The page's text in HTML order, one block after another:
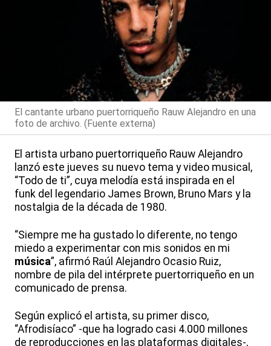
El cantante urbano puertorriqueño Rauw Alejandro en una
foto de archivo. (Fuente externa)
El artista urbano puertorriqueño Rauw Alejandro
lanzó este jueves su nuevo tema y video musical,
“Todo de ti”, cuya melodía está inspirada en el
funk del legendario James Brown, Bruno Mars y la
nostalgia de la década de 1980.
“Siempre me ha gustado lo diferente, no tengo
miedo a experimentar con mis sonidos en mi
música”, afirmó Raúl Alejandro Ocasio Ruiz,
nombre de pila del intérprete puertorriqueño en un
comunicado de prensa.
Según explicó el artista, su primer disco,
“Afrodisíaco” -que ha logrado casi 4.000 millones
de reproducciones en las plataformas digitales-,